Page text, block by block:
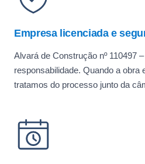
Empresa licenciada e
Alvará de Construção nº 110497
responsabilidade. Quando a obra
tratamos do processo junto da